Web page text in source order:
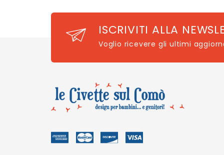
ISCRIVITI ALLA
Voglio ricevere gli ultimi